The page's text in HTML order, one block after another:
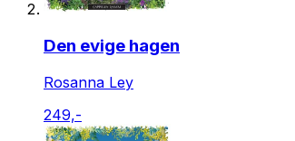
Den evige hagen
Rosanna Ley
249,-